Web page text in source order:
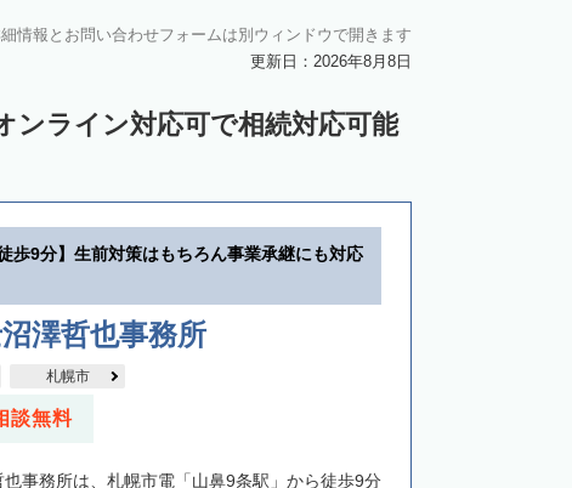
中川郡池田町 中川郡豊頃町
宗谷郡猿払村 枝幸郡浜頓別町
里郡小清水町 常呂郡訓子府町
沙流郡日高町 沙流郡平取町
河西郡更別村
情報とお問い合わせフォームは別ウィンドウで開きます
更新日：2026年8月8日
ンライン対応可で相続対応可能
歩9分】生前対策はもちろん事業承継にも対応
澤哲也事務所
札幌市
談無料
事務所は、札幌市電「山鼻9条駅」から徒歩9分